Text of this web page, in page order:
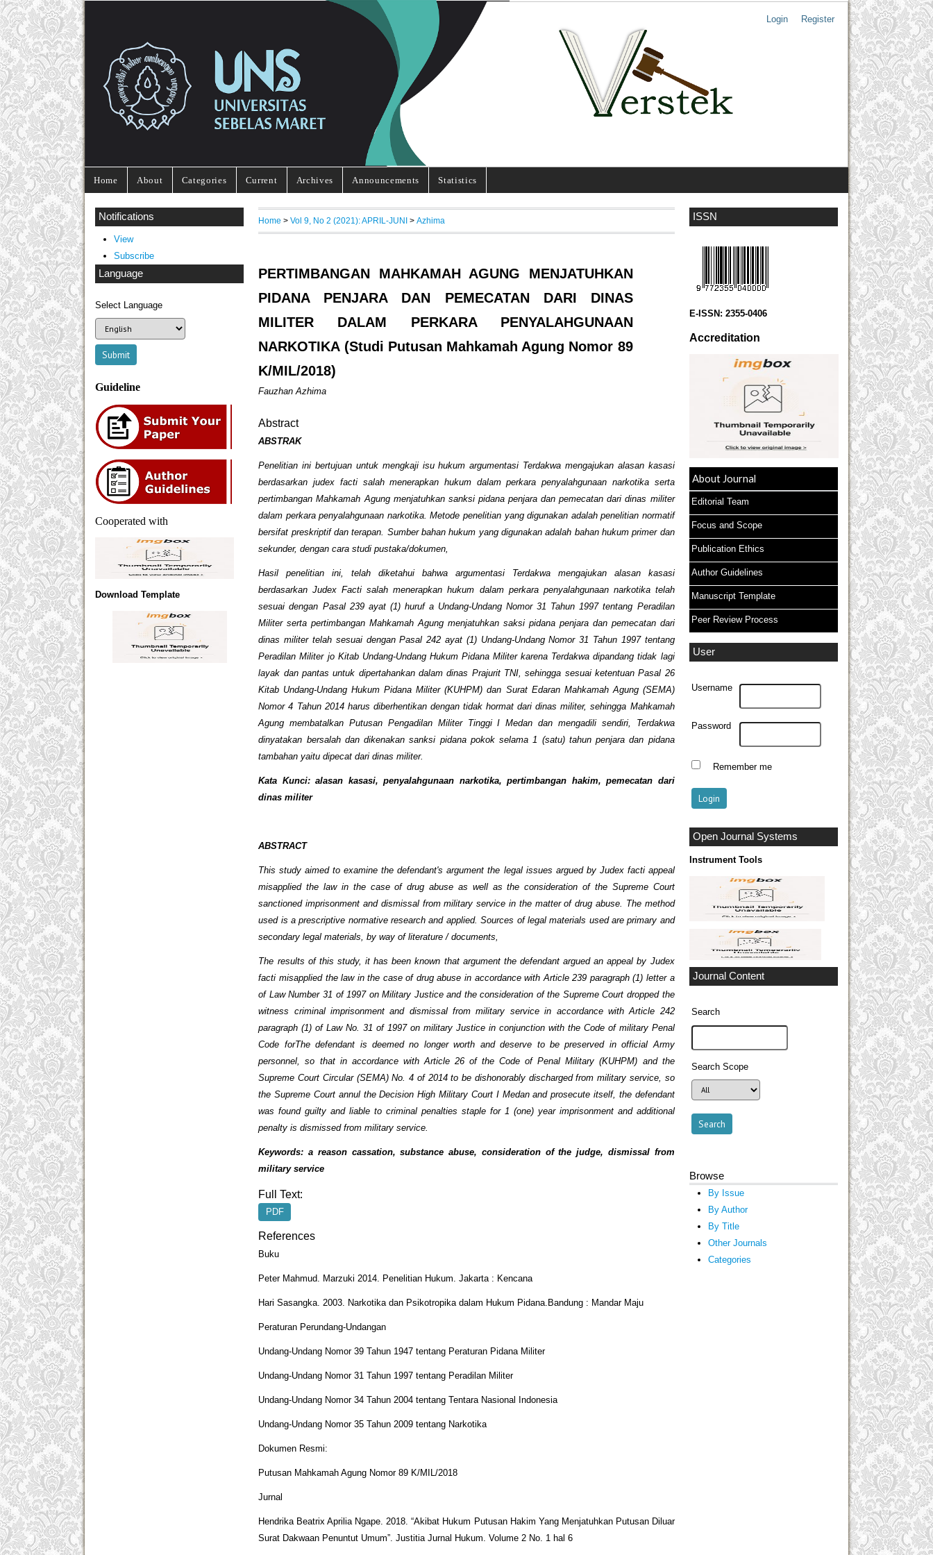
Login Register
Home About Categories Current Archives Announcements Statistics
ISSN
E-ISSN: 2355-0406
Accreditation
About Journal
Editorial Team
Focus and Scope
Publication Ethics
Author Guidelines
Manuscript Template
Peer Review Process
User
Username
Password
Remember me
Open Journal Systems
Instrument Tools
Journal Content
Search
Search Scope
Browse
By Issue
By Author
By Title
Other Journals
Categories
Notifications
View
Subscribe
Language
Select Language
Guideline
Cooperated with
Download Template
Home >Vol 9, No 2 (2021): APRIL-JUNI >Azhima
PERTIMBANGAN MAHKAMAH AGUNG MENJATUHKAN
PIDANA PENJARA DAN PEMECATAN DARI DINAS
MILITER DALAM PERKARA PENYALAHGUNAAN
NARKOTIKA (Studi Putusan Mahkamah Agung Nomor 89
K/MIL/2018)
Fauzhan Azhima
Abstract
ABSTRAK
Penelitian ini bertujuan untuk mengkaji isu hukum argumentasi Terdakwa mengajukan alasan kasasi
berdasarkan judex facti salah menerapkan hukum dalam perkara penyalahgunaan narkotika serta
pertimbangan Mahkamah Agung menjatuhkan sanksi pidana penjara dan pemecatan dari dinas militer
dalam perkara penyalahgunaan narkotika. Metode penelitian yang digunakan adalah penelitian normatif
bersifat preskriptif dan terapan. Sumber bahan hukum yang digunakan adalah bahan hukum primer dan
sekunder, dengan cara studi pustaka/dokumen,
Hasil penelitian ini, telah diketahui bahwa argumentasi Terdakwa mengajukan alasan kasasi
berdasarkan Judex Facti salah menerapkan hukum dalam perkara penyalahgunaan narkotika telah
sesuai dengan Pasal 239 ayat (1) huruf a Undang-Undang Nomor 31 Tahun 1997 tentang Peradilan
Militer serta pertimbangan Mahkamah Agung menjatuhkan saksi pidana penjara dan pemecatan dari
dinas militer telah sesuai dengan Pasal 242 ayat (1) Undang-Undang Nomor 31 Tahun 1997 tentang
Peradilan Militer jo Kitab Undang-Undang Hukum Pidana Militer karena Terdakwa dipandang tidak lagi
layak dan pantas untuk dipertahankan dalam dinas Prajurit TNI, sehingga sesuai ketentuan Pasal 26
Kitab Undang-Undang Hukum Pidana Militer (KUHPM) dan Surat Edaran Mahkamah Agung (SEMA)
Nomor 4 Tahun 2014 harus diberhentikan dengan tidak hormat dari dinas militer, sehingga Mahkamah
Agung membatalkan Putusan Pengadilan Militer Tinggi I Medan dan mengadili sendiri, Terdakwa
dinyatakan bersalah dan dikenakan sanksi pidana pokok selama 1 (satu) tahun penjara dan pidana
tambahan yaitu dipecat dari dinas militer.
Kata Kunci: alasan kasasi, penyalahgunaan narkotika, pertimbangan hakim, pemecatan dari
dinas militer
ABSTRACT
This study aimed to examine the defendant's argument the legal issues argued by Judex facti appeal
misapplied the law in the case of drug abuse as well as the consideration of the Supreme Court
sanctioned imprisonment and dismissal from military service in the matter of drug abuse. The method
used is a prescriptive normative research and applied. Sources of legal materials used are primary and
secondary legal materials, by way of literature / documents,
The results of this study, it has been known that argument the defendant argued an appeal by Judex
facti misapplied the law in the case of drug abuse in accordance with Article 239 paragraph (1) letter a
of Law Number 31 of 1997 on Military Justice and the consideration of the Supreme Court dropped the
witness criminal imprisonment and dismissal from military service in accordance with Article 242
paragraph (1) of Law No. 31 of 1997 on military Justice in conjunction with the Code of military Penal
Code forThe defendant is deemed no longer worth and deserve to be preserved in official Army
personnel, so that in accordance with Article 26 of the Code of Penal Military (KUHPM) and the
Supreme Court Circular (SEMA) No. 4 of 2014 to be dishonorably discharged from military service, so
the Supreme Court annul the Decision High Military Court I Medan and prosecute itself, the defendant
was found guilty and liable to criminal penalties staple for 1 (one) year imprisonment and additional
penalty is dismissed from military service.
Keywords: a reason cassation, substance abuse, consideration of the judge, dismissal from
military service
Full Text:
PDF
References
Buku
Peter Mahmud. Marzuki 2014. Penelitian Hukum. Jakarta : Kencana
Hari Sasangka. 2003. Narkotika dan Psikotropika dalam Hukum Pidana.Bandung : Mandar Maju
Peraturan Perundang-Undangan
Undang-Undang Nomor 39 Tahun 1947 tentang Peraturan Pidana Militer
Undang-Undang Nomor 31 Tahun 1997 tentang Peradilan Militer
Undang-Undang Nomor 34 Tahun 2004 tentang Tentara Nasional Indonesia
Undang-Undang Nomor 35 Tahun 2009 tentang Narkotika
Dokumen Resmi:
Putusan Mahkamah Agung Nomor 89 K/MIL/2018
Jurnal
Hendrika Beatrix Aprilia Ngape. 2018. “Akibat Hukum Putusan Hakim Yang Menjatuhkan Putusan Diluar
Surat Dakwaan Penuntut Umum”. Justitia Jurnal Hukum. Volume 2 No. 1 hal 6